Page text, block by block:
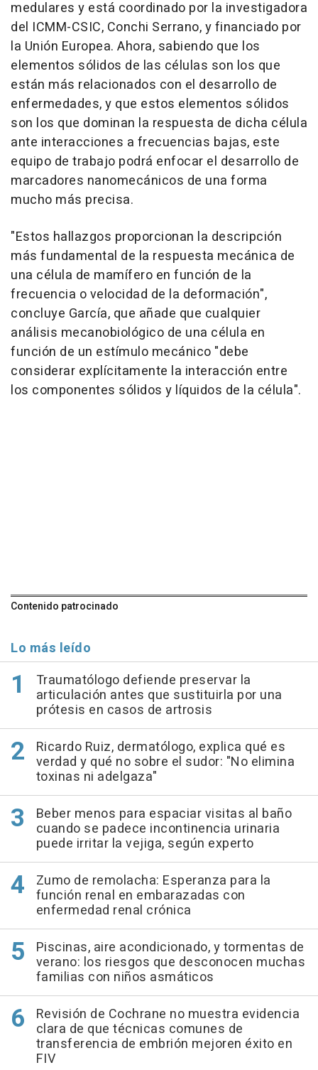
medulares y está coordinado por la investigadora
del ICMM-CSIC, Conchi Serrano, y financiado por
la Unión Europea. Ahora, sabiendo que los
elementos sólidos de las células son los que
están más relacionados con el desarrollo de
enfermedades, y que estos elementos sólidos
son los que dominan la respuesta de dicha célula
ante interacciones a frecuencias bajas, este
equipo de trabajo podrá enfocar el desarrollo de
marcadores nanomecánicos de una forma
mucho más precisa.
"Estos hallazgos proporcionan la descripción
más fundamental de la respuesta mecánica de
una célula de mamífero en función de la
frecuencia o velocidad de la deformación",
concluye García, que añade que cualquier
análisis mecanobiológico de una célula en
función de un estímulo mecánico "debe
considerar explícitamente la interacción entre
los componentes sólidos y líquidos de la célula".
Contenido patrocinado
Lo más leído
Traumatólogo defiende preservar la
articulación antes que sustituirla por una
prótesis en casos de artrosis
Ricardo Ruiz, dermatólogo, explica qué es
verdad y qué no sobre el sudor: "No elimina
toxinas ni adelgaza"
Beber menos para espaciar visitas al baño
cuando se padece incontinencia urinaria
puede irritar la vejiga, según experto
Zumo de remolacha: Esperanza para la
función renal en embarazadas con
enfermedad renal crónica
Piscinas, aire acondicionado, y tormentas de
verano: los riesgos que desconocen muchas
familias con niños asmáticos
Revisión de Cochrane no muestra evidencia
clara de que técnicas comunes de
transferencia de embrión mejoren éxito en
FIV